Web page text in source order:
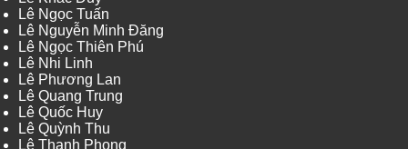
Lê Ngọc Tuấn
Lê Nguyễn Minh Đăng
Lê Ngọc Thiên Phú
Lê Nhi Linh
Lê Phương Lan
Lê Quang Trung
Lê Quốc Huy
Lê Quỳnh Thu
Lê Thanh Phong